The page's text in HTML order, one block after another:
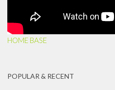
HOME BASE
POPULAR & RECENT